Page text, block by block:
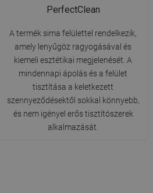
PerfectClean
A termék sima felülettel rendelkezik,
amely lenyűgöz ragyogásával és
kiemeli esztétikai megjelenését. A
mindennapi ápolás és a felület
tisztítása a keletkezett
szennyeződésektől sokkal könnyebb,
és nem igényel erős tisztítószerek
alkalmazását.